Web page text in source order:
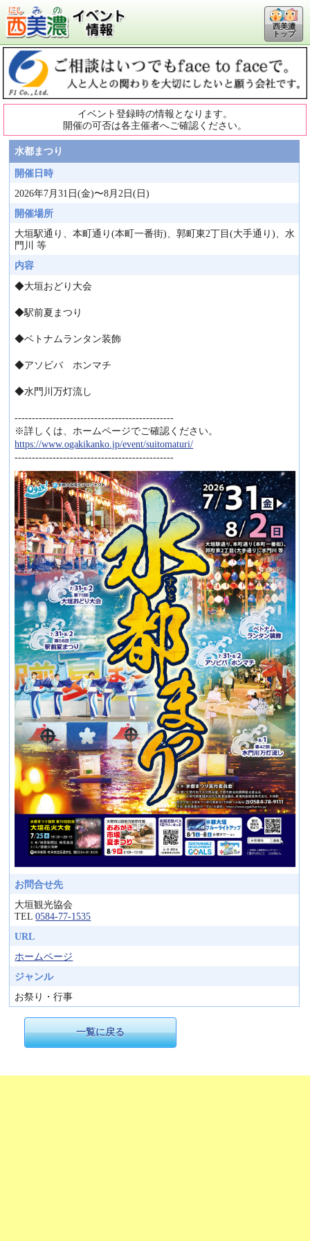
西美濃
トップ
イベント登録時の情報となります。
開催の可否は各主催者へご確認ください。
水都まつり
開催日時
2026年7月31日(金)〜8月2日(日)
開催場所
大垣駅通り、本町通り(本町一番街)、郭町東2丁目(大手通り)、水
門川 等
内容
◆大垣おどり大会
◆駅前夏まつり
◆ベトナムランタン装飾
◆アソビバ ホンマチ
◆水門川万灯流し
----------------------------------------------
※詳しくは、ホームページでご確認ください。
https://www.ogakikanko.jp/event/suitomaturi/
----------------------------------------------
お問合せ先
大垣観光協会
TEL0584-77-1535
URL
ホームページ
ジャンル
お祭り・行事
一覧に戻る